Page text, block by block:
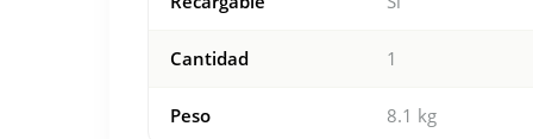
Cantidad 1
Peso 8.1 kg